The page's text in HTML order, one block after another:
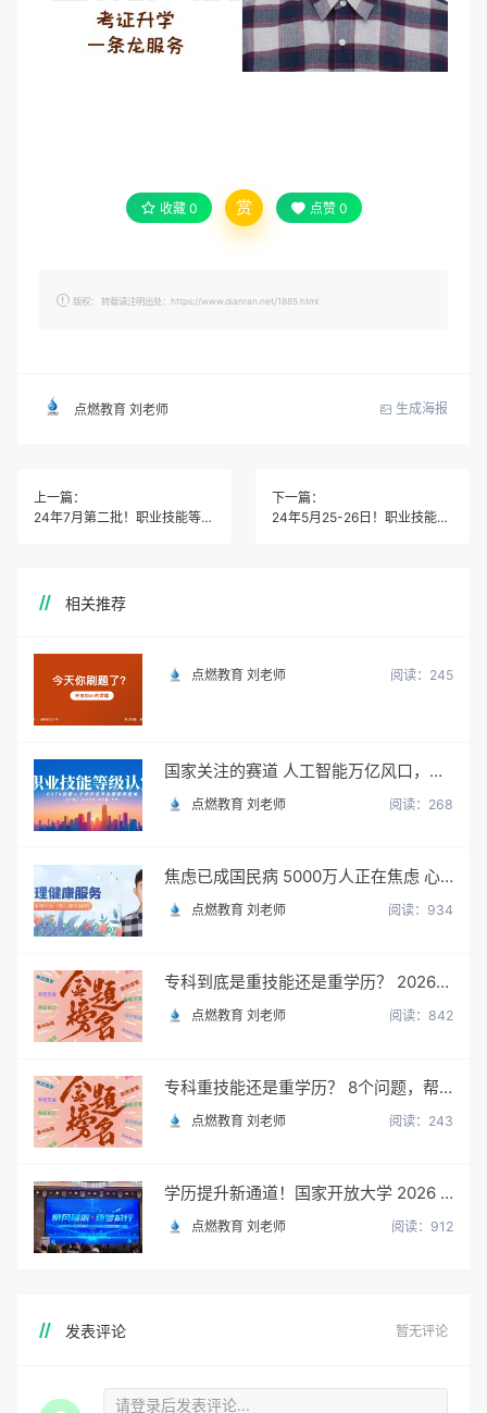
收藏 0 赏 点赞 0
版权： 转载请注明出处：https://www.dianran.net/1885.html
点燃教育 刘老师 生成海报
上一篇：
24年7月第二批！职业技能等级认定、湖南长沙老年人能力评估师/高级三级/补贴1500-2000元
下一篇：
24年5月25-26日！职业技能等级认定、湖北婚姻家庭咨询师/高级三级/补贴2000元
相关推荐
点燃教育 刘老师 阅读：245
国家关注的赛道 人工智能万亿风口，你站上去了吗？
点燃教育 刘老师 阅读：268
焦虑已成国民病 5000万人正在焦虑 心理咨询师 130万缺口等你填
点燃教育 刘老师 阅读：934
专科到底是重技能还是重学历？ 2026最新数据，说得很清楚了
点燃教育 刘老师 阅读：842
专科重技能还是重学历？ 8个问题，帮你一次性想清楚
点燃教育 刘老师 阅读：243
学历提升新通道！国家开放大学 2026 年官方招生简章正式出炉
点燃教育 刘老师 阅读：912
发表评论 暂无评论